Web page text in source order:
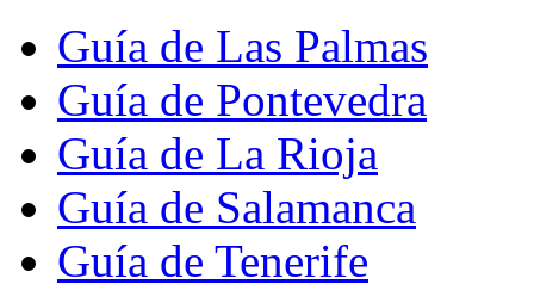
Guía de Las Palmas
Guía de Pontevedra
Guía de La Rioja
Guía de Salamanca
Guía de Tenerife